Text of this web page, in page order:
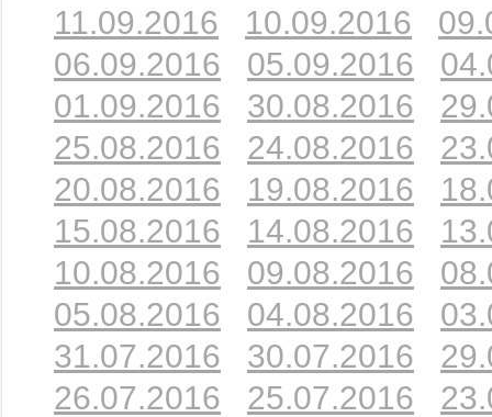
11.09.2016
10.09.2016
06.09.2016
05.09.2016
01.09.2016
30.08.2016
25.08.2016
24.08.2016
20.08.2016
19.08.2016
15.08.2016
14.08.2016
10.08.2016
09.08.2016
05.08.2016
04.08.2016
31.07.2016
30.07.2016
26.07.2016
25.07.2016